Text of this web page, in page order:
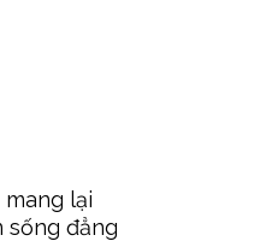
lại
sống đẳng